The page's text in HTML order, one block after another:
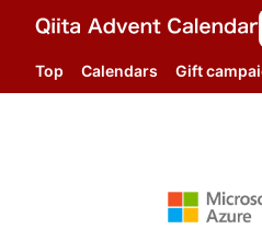
Top Calendars Gift